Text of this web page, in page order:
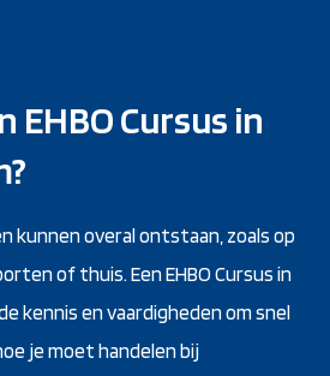
EHBO Cursus in
kunnen overal ontstaan, zoals op
of thuis. Een EHBO Cursus in
kennis en vaardigheden om snel
je moet handelen bij